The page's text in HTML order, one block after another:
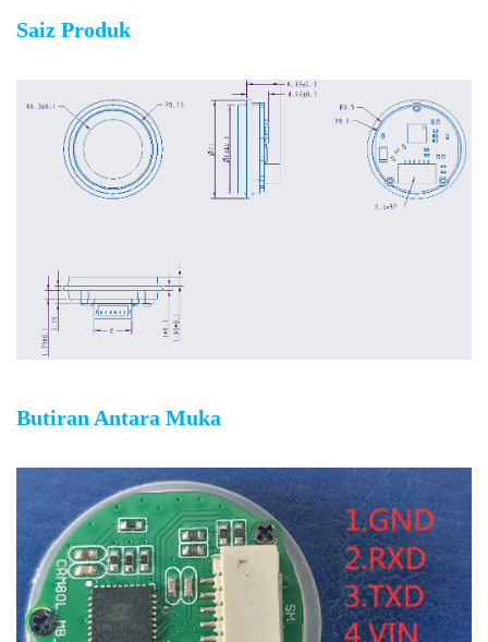
Saiz Produk
Butiran Antara Muka